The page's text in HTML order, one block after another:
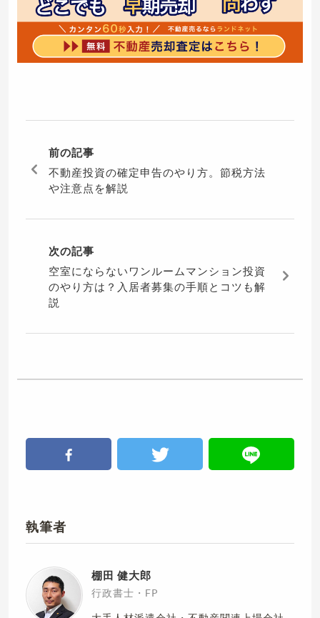
前の記事
不動産投資の確定申告のやり方。節税方法
や注意点を解説
次の記事
空室にならないワンルームマンション投資
のやり方は？入居者募集の手順とコツも解
説
執筆者
棚田 健大郎
行政書士・FP